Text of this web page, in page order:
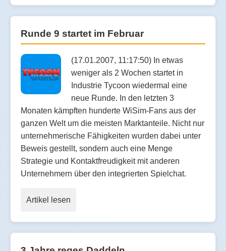
Runde 9 startet im Februar
(17.01.2007, 11:17:50) In etwas
weniger als 2 Wochen startet in
Industrie Tycoon wiedermal eine
neue Runde. In den letzten 3
Monaten kämpften hunderte WiSim-Fans aus der
ganzen Welt um die meisten Marktanteile. Nicht nur
unternehmerische Fähigkeiten wurden dabei unter
Beweis gestellt, sondern auch eine Menge
Strategie und Kontaktfreudigkeit mit anderen
Unternehmern über den integrierten Spielchat.
Artikel lesen